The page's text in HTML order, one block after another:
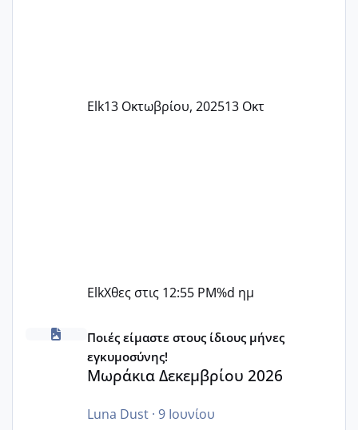
Elk13 Οκτωβρίου, 202513 Οκτ
ElkΧθες στις 12:55 PM%d ημ
Μωράκια Δεκεμβρίου 2026
Ποιές είμαστε στους ίδιους μήνες
εγκυμοσύνης!
Μωράκια Δεκεμβρίου 2026
Luna Dust· 9 Ιουνίου